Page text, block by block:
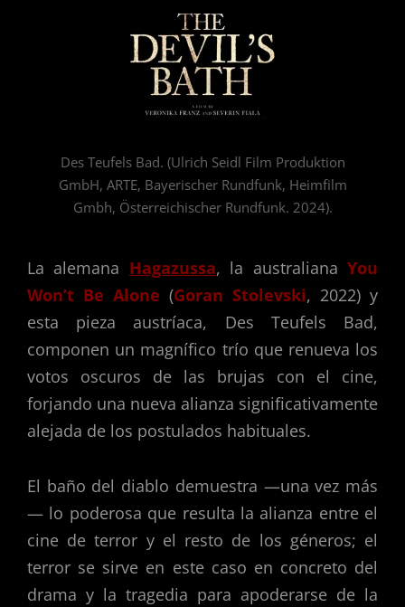
Des Teufels Bad. (Ulrich Seidl Film Produktion
GmbH, ARTE, Bayerischer Rundfunk, Heimfilm
Gmbh, Österreichischer Rundfunk. 2024).
La alemana Hagazussa, la australianaYou
Won’t Be Alone (Goran Stolevski, 2022) y
esta pieza austríaca, Des Teufels Bad,
componen un magnífico trío que renueva los
votos oscuros de las brujas con el cine,
forjando una nueva alianza significativamente
alejada de los postulados habituales.
El baño del diablo demuestra —una vez más
— lo poderosa que resulta la alianza entre el
cine de terror y el resto de los géneros; el
terror se sirve en este caso en concreto del
drama y la tragedia para apoderarse de la